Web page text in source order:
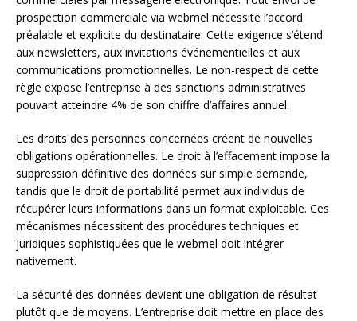
prospection commerciale via webmel nécessite l’accord
préalable et explicite du destinataire. Cette exigence s’étend
aux newsletters, aux invitations événementielles et aux
communications promotionnelles. Le non-respect de cette
règle expose l’entreprise à des sanctions administratives
pouvant atteindre 4% de son chiffre d’affaires annuel.
Les droits des personnes concernées créent de nouvelles
obligations opérationnelles. Le droit à l’effacement impose la
suppression définitive des données sur simple demande,
tandis que le droit de portabilité permet aux individus de
récupérer leurs informations dans un format exploitable. Ces
mécanismes nécessitent des procédures techniques et
juridiques sophistiquées que le webmel doit intégrer
nativement.
La sécurité des données devient une obligation de résultat
plutôt que de moyens. L’entreprise doit mettre en place des